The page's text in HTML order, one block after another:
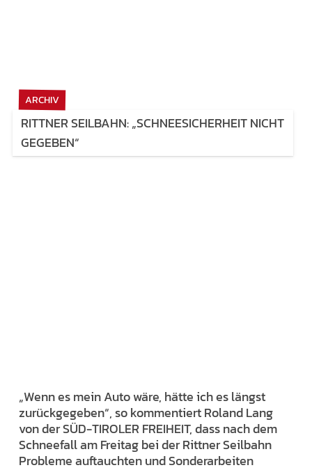
ARCHIV
RITTNER SEILBAHN: „SCHNEESICHERHEIT NICHT
GEGEBEN“
„Wenn es mein Auto wäre, hätte ich es längst
zurückgegeben“, so kommentiert Roland Lang
von der SÜD-TIROLER FREIHEIT, dass nach dem
Schneefall am Freitag bei der Rittner Seilbahn
Probleme auftauchten und Sonderarbeiten